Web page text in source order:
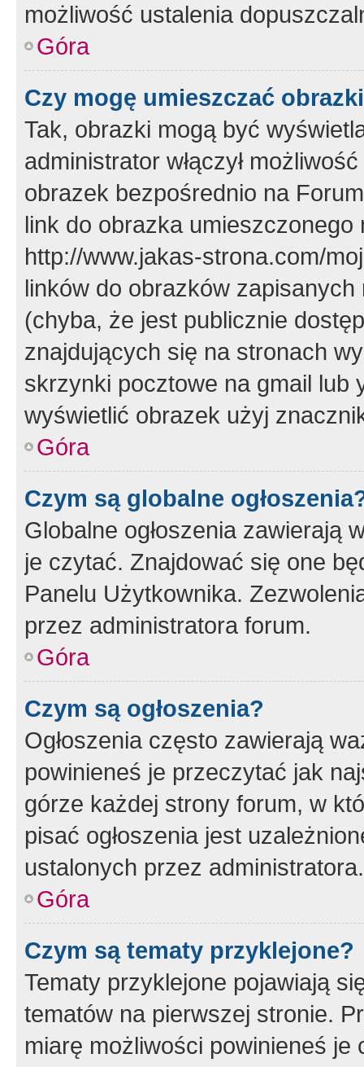
możliwość ustalenia
Góra
Czy mogę umieszczać
Tak, obrazki mogą być
administrator włączył
obrazek bezpośrednio na
link do obrazka
http://www.jakas-strona.com/
linków do obrazków
(chyba, że jest publicznie
znajdujących się na stronach
skrzynki pocztowe na gmail lub
wyświetlić obrazek użyj
Góra
Czym są globalne
Globalne ogłoszenia zawierają
je czytać. Znajdować się one
Panelu Użytkownika.
przez administratora forum.
Góra
Czym są ogłoszenia?
Ogłoszenia często zawierają
powinieneś je przeczytać jak
górze każdej strony forum, w
pisać ogłoszenia jest
ustalonych przez administratora.
Góra
Czym są tematy przyklejone?
Tematy przyklejone pojawiają
tematów na pierwszej stronie.
miarę możliwości powinieneś je